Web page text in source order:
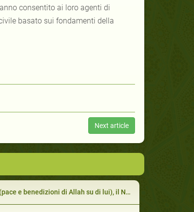
consentito ai loro agenti di
basato sui fondamenti della
Next article
di Allah su di lui), il Nobile guerriero Come egli Trattava la Gente in Tempi di Guerra